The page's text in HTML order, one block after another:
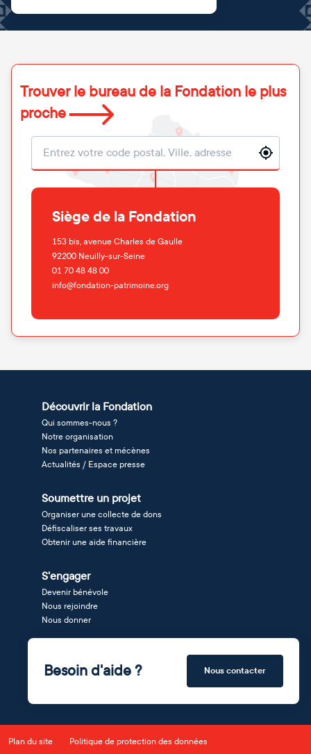
Trouver le bureau de la Fondation le plus
proche
Localisation
Siège de la Fondation
153 bis, avenue Charles de Gaulle
92200 Neuilly-sur-Seine
01 70 48 48 00
info@fondation-patrimoine.org
Découvrir la Fondation
Qui sommes-nous ?
Notre organisation
Nos partenaires et mécènes
Actualités / Espace presse
Soumettre un projet
Organiser une collecte de dons
Défiscaliser ses travaux
Obtenir une aide financière
S'engager
Devenir bénévole
Nous rejoindre
Nous donner
Besoin d'aide ? Nous contacter
Plan du site Politique de protection des données